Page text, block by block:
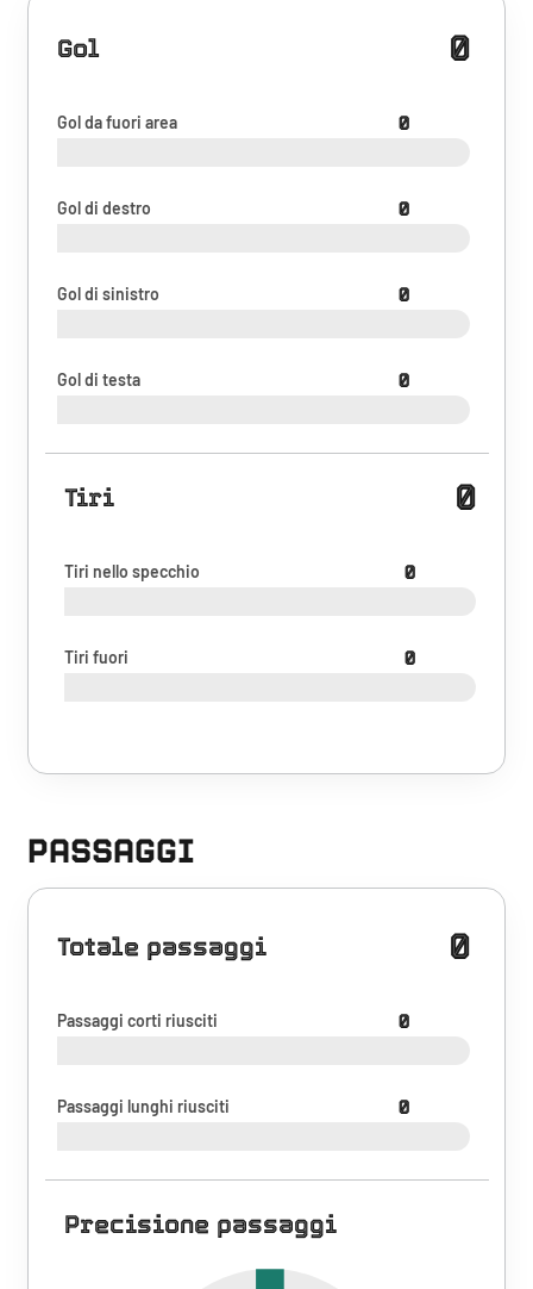
Gol 0
Gol da fuori area 0
Gol di destro 0
Gol di sinistro 0
Gol di testa 0
Tiri 0
Tiri nello specchio 0
Tiri fuori 0
PASSAGGI
Totale passaggi 0
Passaggi corti riusciti 0
Passaggi lunghi riusciti 0
Precisione passaggi